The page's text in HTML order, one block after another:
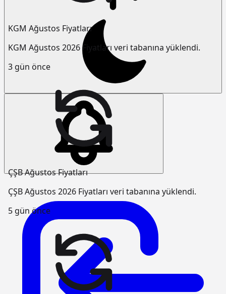
KGM Ağustos Fiyatları
KGM Ağustos 2026 Fiyatları veri tabanına yüklendi.
3 gün önce
ÇŞB Ağustos Fiyatları
ÇŞB Ağustos 2026 Fiyatları veri tabanına yüklendi.
5 gün önce